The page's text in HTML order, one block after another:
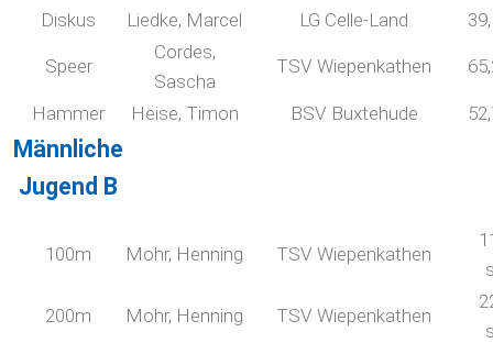
Diskus Liedke, Marcel LG Celle-Land
Speer
Cordes,
Sascha
TSV Wiepenkathen
Hammer Heise, Timon BSV Buxtehude
Männliche
Jugend B
100m Mohr, Henning TSV Wiepenkathen
200m Mohr, Henning TSV Wiepenkathen